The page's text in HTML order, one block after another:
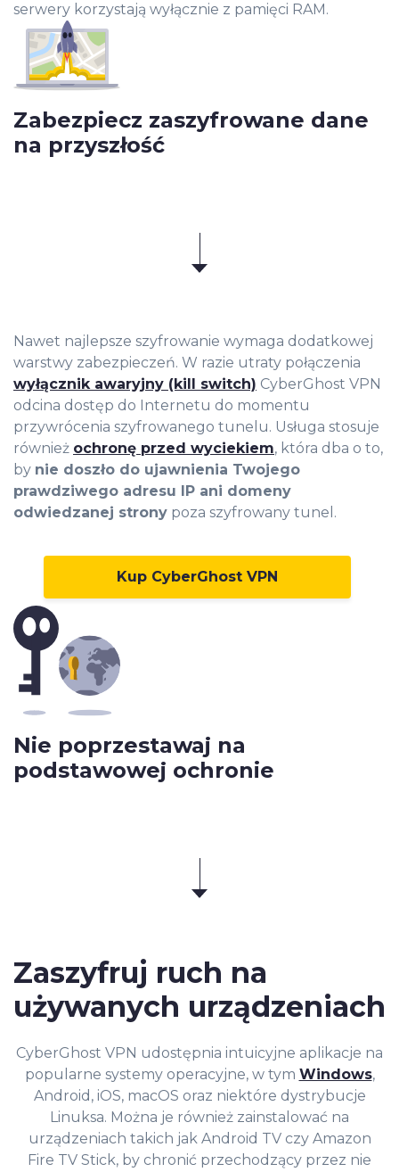
Zabezpiecz zaszyfrowane dane
na przyszłość
serwery korzystają wyłącznie z pamięci RAM.
Nawet najlepsze szyfrowanie wymaga dodatkowej
warstwy zabezpieczeń. W razie utraty połączenia
wyłącznik awaryjny (kill switch) CyberGhost VPN
odcina dostęp do Internetu do momentu
przywrócenia szyfrowanego tunelu. Usługa stosuje
również ochronę przed wyciekiem, która dba o to,
by nie doszło do ujawnienia Twojego
prawdziwego adresu IP ani domeny
odwiedzanej strony poza szyfrowany tunel.
Kup CyberGhost VPN
Nie poprzestawaj na
podstawowej ochronie
Zaszyfruj ruch na
używanych urządzeniach
CyberGhost VPN udostępnia intuicyjne aplikacje na
popularne systemy operacyjne, w tym Windows,
Android, iOS, macOS oraz niektóre dystrybucje
Linuksa. Można je również zainstalować na
urządzeniach takich jak Android TV czy Amazon
Fire TV Stick, by chronić przechodzący przez nie